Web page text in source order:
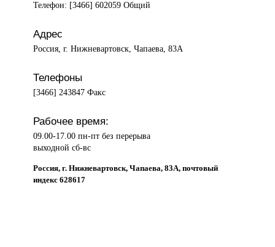
Телефон: [3466] 602059 Общий
Адрес
Россия, г. Нижневартовск, Чапаева, 83А
Телефоны
[3466] 243847 Факс
Рабочее время:
09.00-17.00 пн-пт без перерыва
выходной сб-вс
Россия, г. Нижневартовск, Чапаева, 83А, почтовый
индекс 628617